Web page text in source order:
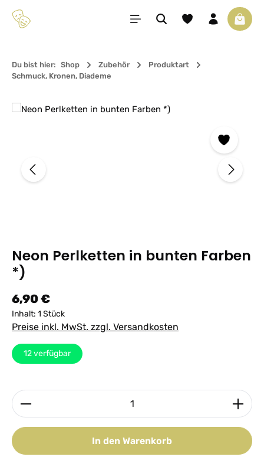
Zum Hauptinhalt springen Du hast 0 Produkte
Du bist hier: Shop Zubehör
Produktart
Schmuck, Kronen, Diademe
Bildergalerie überspringen
Neon Perlketten in bunten Farben
*)
Regulärer Preis:
6,90 €
Inhalt: 1 Stück
Preise inkl. MwSt. zzgl. Versandkosten
12verfügbar
Produkt Anzahl: Gib den gewünschten Wert ein
In den Warenkorb